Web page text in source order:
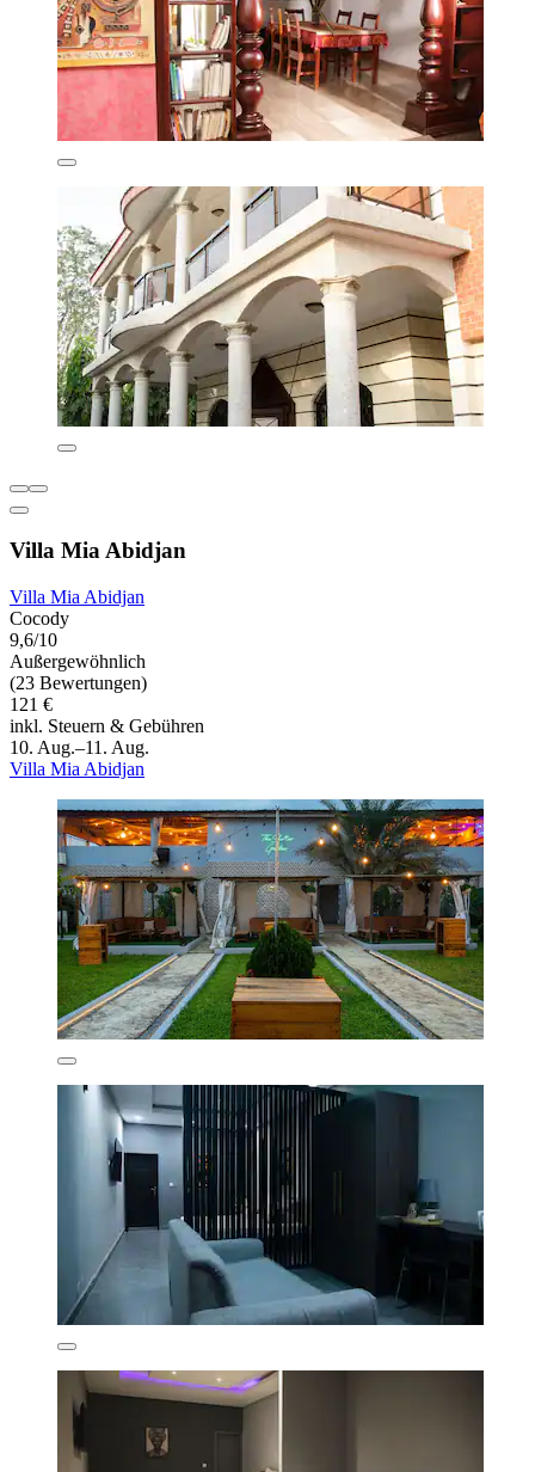
Villa Mia Abidjan
Villa Mia Abidjan
Cocody
9,6/10
Außergewöhnlich
(23 Bewertungen)
121 €
inkl. Steuern & Gebühren
10. Aug.–11. Aug.
Villa Mia Abidjan